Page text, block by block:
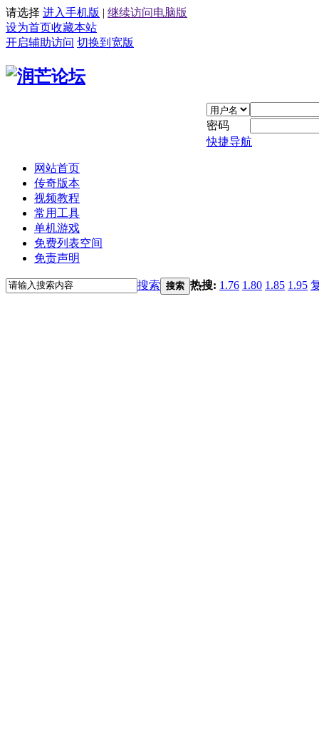
请选择 进入手机版 | 继续访问电脑版
设为首页收藏本站
开启辅助访问 切换到宽版
密码
快捷导航
网站首页
传奇版本
视频教程
常用工具
单机游戏
免费列表空间
免责声明
搜索 搜索 热搜: 1.76 1.80 1.85 1.95